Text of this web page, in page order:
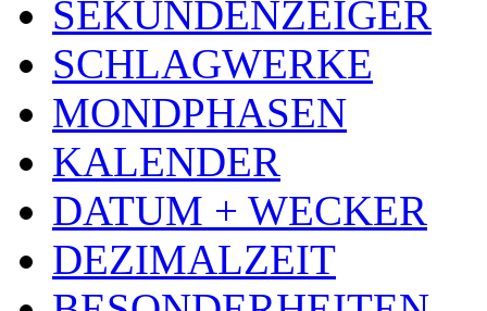
SEKUNDENZEIGER
SCHLAGWERKE
MONDPHASEN
KALENDER
DATUM + WECKER
DEZIMALZEIT